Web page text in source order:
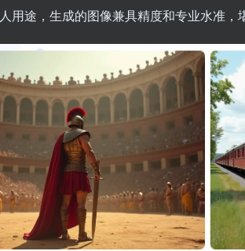
用途，生成的图像兼具精度和专业水准，